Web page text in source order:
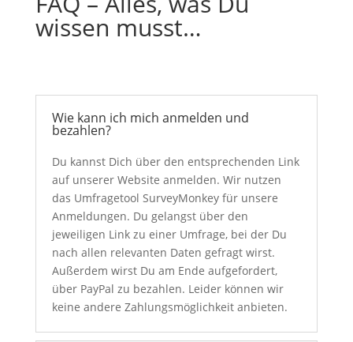
wissen musst…
Wie kann ich mich anmelden und
bezahlen?
Du kannst Dich über den entsprechenden Link
auf unserer Website anmelden. Wir nutzen
das Umfragetool SurveyMonkey für unsere
Anmeldungen. Du gelangst über den
jeweiligen Link zu einer Umfrage, bei der Du
nach allen relevanten Daten gefragt wirst.
Außerdem wirst Du am Ende aufgefordert,
über PayPal zu bezahlen. Leider können wir
keine andere Zahlungsmöglichkeit anbieten.